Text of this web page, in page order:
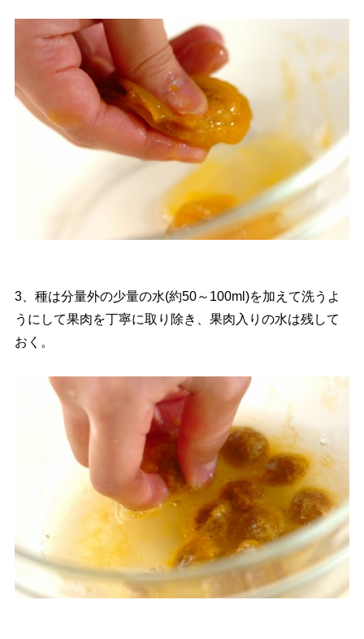
3、種は分量外の少量の水(約50～100ml)を加えて洗うよ
うにして果肉を丁寧に取り除き、果肉入りの水は残して
おく。